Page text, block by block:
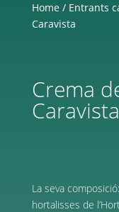
Home/ Entrants
Caravista
Crema
Caravista
La seva
hortalisses de